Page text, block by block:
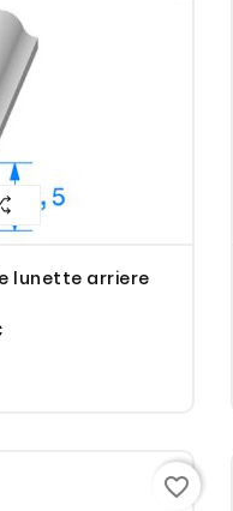
lunette arriere
favorite_border